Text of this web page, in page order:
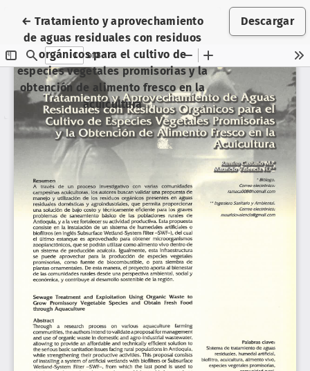
← Volver a los detalles del artículo
Tratamiento y aprovechamiento
de aguas residuales con residuos
orgánicos para el cultivo de
especies vegetales promisorias y la
obtención de alimento fresco en la
acuicultura
Descargar